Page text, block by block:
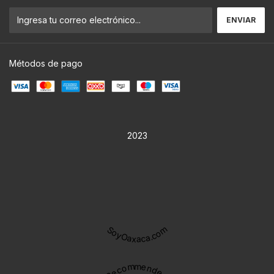
Métodos de pago
2023
SoyOaxaca.com